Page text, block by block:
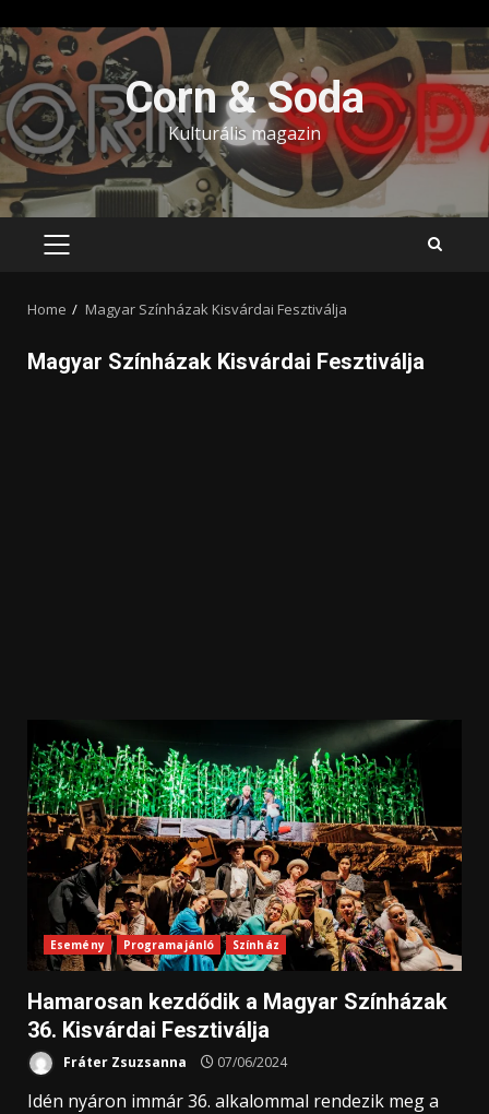
Skip
to
content
Corn & Soda
Kulturális magazin
PRIMARY
Home Magyar Színházak Kisvárdai Fesztiválja
Magyar Színházak Kisvárdai Fesztiválja
Esemény Programajánló Színház
Hamarosan kezdődik a Magyar Színházak
36. Kisvárdai Fesztiválja
Fráter Zsuzsanna 07/06/2024
Idén nyáron immár 36. alkalommal rendezik meg a